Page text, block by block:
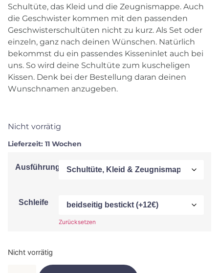
Schultüte, das Kleid und die Zeugnismappe. Auch
die Geschwister kommen mit den passenden
Geschwisterschultüten nicht zu kurz. Als Set oder
einzeln, ganz nach deinen Wünschen. Natürlich
bekommst du ein passendes Kisseninlet auch bei
uns. So wird deine Schultüte zum kuscheligen
Kissen. Denk bei der Bestellung daran deinen
Wunschnamen anzugeben.
Nicht vorrätig
Lieferzeit: 11 Wochen
Ausführung
Schleife
Zurücksetzen
Nicht vorrätig